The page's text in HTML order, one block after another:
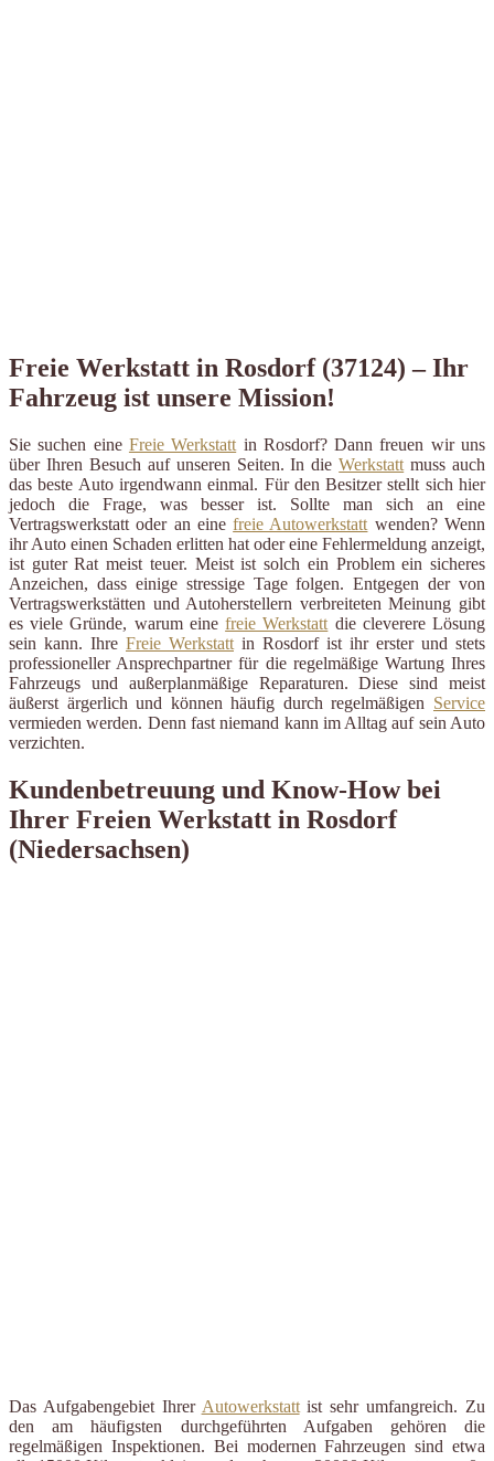
Freie Werkstatt in Rosdorf (37124) – Ihr
Fahrzeug ist unsere Mission!
Sie suchen eine Freie Werkstatt in Rosdorf? Dann freuen wir uns
über Ihren Besuch auf unseren Seiten. In dieWerkstatt muss auch
das beste Auto irgendwann einmal. Für den Besitzer stellt sich hier
jedoch die Frage, was besser ist. Sollte man sich an eine
Vertragswerkstatt oder an einefreie Autowerkstatt wenden? Wenn
ihr Auto einen Schaden erlitten hat oder eine Fehlermeldung anzeigt,
ist guter Rat meist teuer. Meist ist solch ein Problem ein sicheres
Anzeichen, dass einige stressige Tage folgen. Entgegen der von
Vertragswerkstätten und Autoherstellern verbreiteten Meinung gibt
es viele Gründe, warum einefreie Werkstatt die cleverere Lösung
sein kann. Ihre Freie Werkstatt in Rosdorf ist ihr erster und stets
professioneller Ansprechpartner für die regelmäßige Wartung Ihres
Fahrzeugs und außerplanmäßige Reparaturen. Diese sind meist
äußerst ärgerlich und können häufig durch regelmäßigen Service
vermieden werden. Denn fast niemand kann im Alltag auf sein Auto
verzichten.
Kundenbetreuung und Know-How bei
Ihrer Freien Werkstatt in Rosdorf
(Niedersachsen)
Das Aufgabengebiet Ihrer Autowerkstattist sehr umfangreich. Zu
den am häufigsten durchgeführten Aufgaben gehören die
regelmäßigen Inspektionen. Bei modernen Fahrzeugen sind etwa